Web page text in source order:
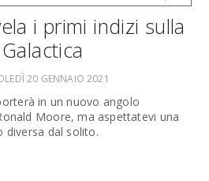
i primi indizi sulla
20 GENNAIO 2021
in un nuovo angolo
Moore, ma aspettatevi una
diversa dal solito.